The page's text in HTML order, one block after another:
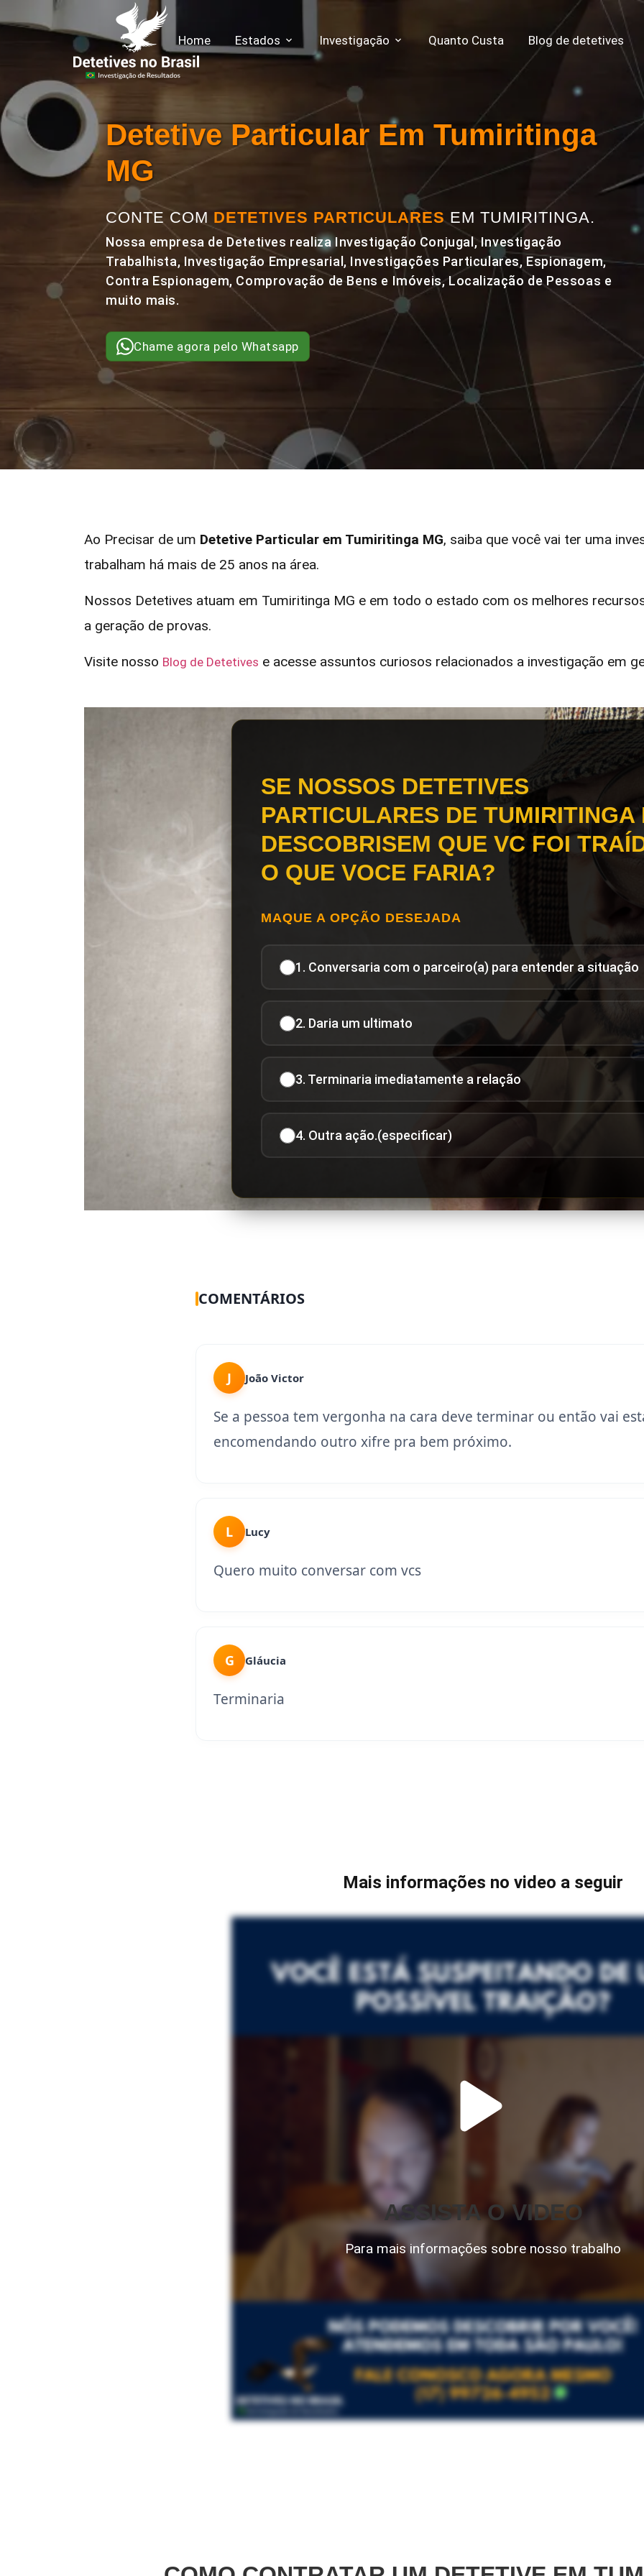
Home Estados Investigação Quanto Custa Blog de detetives
Detetive Particular Em Tumiritinga
MG
CONTE COM DETETIVES PARTICULARESEM TUMIRITINGA.
Nossa empresa de Detetives realiza Investigação Conjugal, Investigação
Trabalhista, Investigação Empresarial, Investigações Particulares, Espionagem,
Contra Espionagem, Comprovação de Bens e Imóveis, Localização de Pessoas e
muito mais.
Chame agora pelo Whatsapp
Ao Precisar de um Detetive Particular em Tumiritinga MG, saiba que você vai ter uma
trabalham há mais de 25 anos na área.
Nossos Detetives atuam em Tumiritinga MG e em todo o estado com os melhores
a geração de provas.
Visite nosso Blog de Detetives e acesse assuntos curiosos relacionados a investigação em
SE NOSSOS DETETIVES
PARTICULARES DE TUMIRITINGA
DESCOBRISEM QUE VC FOI
O QUE VOCE FARIA?
MAQUE A OPÇÃO DESEJADA
1. Conversaria com o parceiro(a) para entender a situação
2. Daria um ultimato
3. Terminaria imediatamente a relação
4. Outra ação.(especificar)
COMENTÁRIOS
J João Victor
Se a pessoa tem vergonha na cara deve terminar ou então vai
encomendando outro xifre pra bem próximo.
L Lucy
Quero muito conversar com vcs
G Gláucia
Terminaria
Mais informações no video a seguir
ASSISTA O VIDEO
Para mais informações sobre nosso trabalho